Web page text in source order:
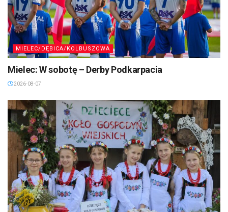
MIELEC/DĘBICA/KOLBUSZOWA
Mielec: W sobotę – Derby Podkarpacia
2026-08-07